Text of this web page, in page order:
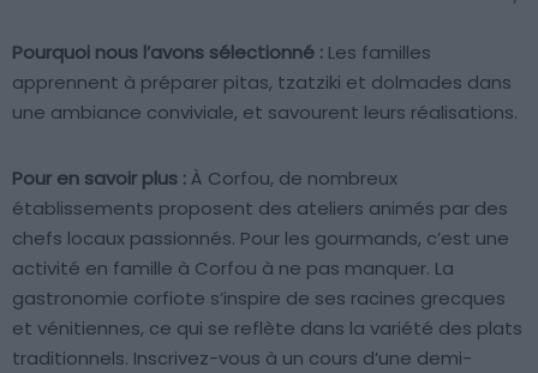
Pourquoi nous l’avons sélectionné : Les familles
apprennent à préparer pitas, tzatziki et dolmades dans
une ambiance conviviale, et savourent leurs réalisations.
Pour en savoir plus :À Corfou, de nombreux
établissements proposent des ateliers animés par des
chefs locaux passionnés. Pour les gourmands, c’est une
activité en famille à Corfou à ne pas manquer. La
gastronomie corfiote s’inspire de ses racines grecques
et vénitiennes, ce qui se reflète dans la variété des plats
traditionnels. Inscrivez-vous à un cours d’une demi-